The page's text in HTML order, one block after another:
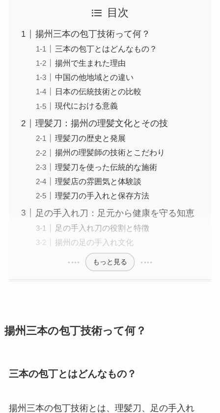
目次
揚州三本の包丁技術って何？
三本の包丁とはどんなもの？
揚州で生まれた理由
中国の他地域との違い
日本の伝統技術との比較
現代における意義
理髪刀：揚州の理髪文化とその技
理髪刀の歴史と発展
揚州の理髪師の技術とこだわり
理髪刀を使った伝統的な施術
理髪店の雰囲気と体験談
理髪刀の手入れと保存方法
足の手入れ刀：足元から健康を守る知恵
足の手入れ刀の役割と特徴
揚州の足の手入れ文化
もっと見る
揚州三本の包丁技術って何？
三本の包丁とはどんなもの？
揚州三本の包丁技術とは、理髪刀、足の手入れ